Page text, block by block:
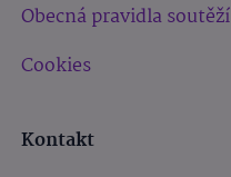
Obecná pravidla soutěží
Cookies
Kontakt